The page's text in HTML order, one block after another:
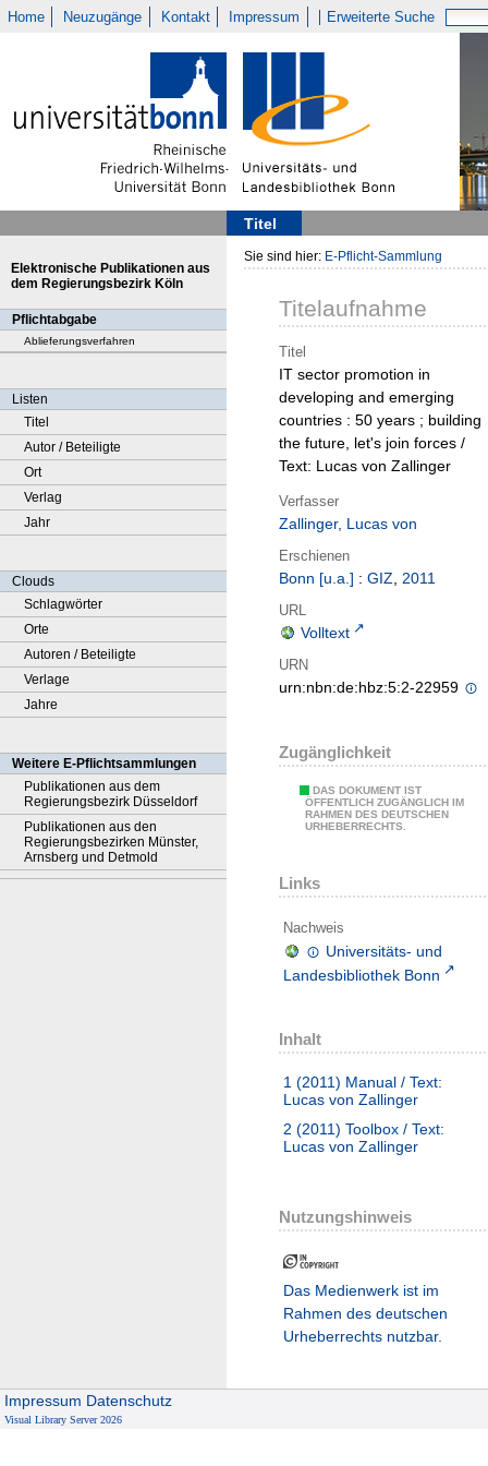
Home Neuzugänge Kontakt Impressum Erweiterte Suche
Titel
Elektronische Publikationen aus
dem Regierungsbezirk Köln
Pflichtabgabe
Ablieferungsverfahren
Listen
Titel
Autor / Beteiligte
Ort
Verlag
Jahr
Clouds
Schlagwörter
Orte
Autoren / Beteiligte
Verlage
Jahre
Weitere E-Pflichtsammlungen
Publikationen aus dem
Regierungsbezirk Düsseldorf
Publikationen aus den
Regierungsbezirken Münster,
Arnsberg und Detmold
Sie sind hier: E-Pflicht-Sammlung
Titelaufnahme
Titel
IT sector promotion in
developing and emerging
countries : 50 years ; building
the future, let's join forces /
Text: Lucas von Zallinger
Verfasser
Zallinger, Lucas von
Erschienen
Bonn [u.a.] : GIZ, 2011
URL
Volltext
URN
urn:nbn:de:hbz:5:2-22959
Zugänglichkeit
DAS DOKUMENT IST
ÖFFENTLICH ZUGÄNGLICH IM
RAHMEN DES DEUTSCHEN
URHEBERRECHTS.
Links
Nachweis
Universitäts- und
Landesbibliothek Bonn
Inhalt
1 (2011) Manual / Text:
Lucas von Zallinger
2 (2011) Toolbox / Text:
Lucas von Zallinger
Nutzungshinweis
Das Medienwerk ist im
Rahmen des deutschen
Urheberrechts nutzbar.
Impressum Datenschutz
Visual Library Server 2026